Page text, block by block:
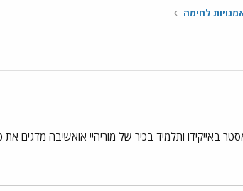
לחימה
באייקידו ותלמיד בכיר של מוריהיי אואשיבה מדגים